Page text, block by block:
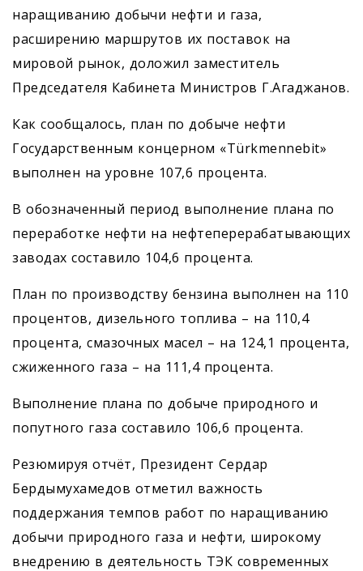
наращиванию добычи нефти и газа,
расширению маршрутов их поставок на
мировой рынок, доложил заместитель
Председателя Кабинета Министров Г.Агаджанов.
Как сообщалось, план по добыче нефти
Государственным концерном «Türkmennebit»
выполнен на уровне 107,6 процента.
В обозначенный период выполнение плана по
переработке нефти на нефтеперерабатывающих
заводах составило 104,6 процента.
План по производству бензина выполнен на 110
процентов, дизельного топлива – на 110,4
процента, смазочных масел – на 124,1 процента,
сжиженного газа – на 111,4 процента.
Выполнение плана по добыче природного и
попутного газа составило 106,6 процента.
Резюмируя отчёт, Президент Сердар
Бердымухамедов отметил важность
поддержания темпов работ по наращиванию
добычи природного газа и нефти, широкому
внедрению в деятельность ТЭК современных